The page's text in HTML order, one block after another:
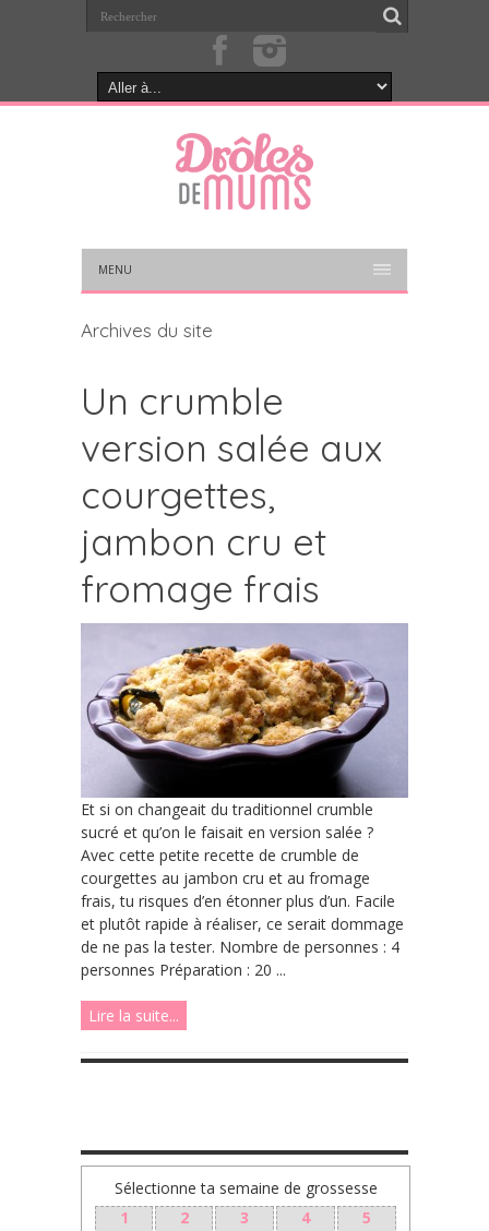
MENU
Archives du site
Un crumble
version salée aux
courgettes,
jambon cru et
fromage frais
Et si on changeait du traditionnel crumble
sucré et qu’on le faisait en version salée ?
Avec cette petite recette de crumble de
courgettes au jambon cru et au fromage
frais, tu risques d’en étonner plus d’un. Facile
et plutôt rapide à réaliser, ce serait dommage
de ne pas la tester. Nombre de personnes : 4
personnes Préparation : 20 ...
Lire la suite...
Sélectionne ta semaine de grossesse
1
2 3 4
5